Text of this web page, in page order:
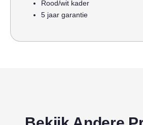
Rood/wit kader
5 jaar garantie